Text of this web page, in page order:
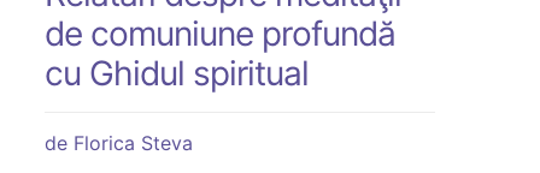
de comuniune profundă
cu Ghidul spiritual
de Florica Steva